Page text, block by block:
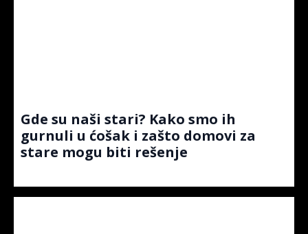
Gde su naši stari? Kako smo ih
gurnuli u ćošak i zašto domovi za
stare mogu biti rešenje